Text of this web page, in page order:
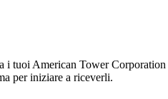
i tuoi American Tower Corporation
per iniziare a riceverli.